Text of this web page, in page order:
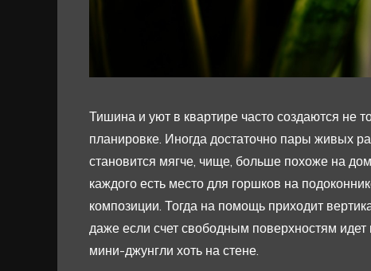
Тишина и уют в квартире часто создаются не
планировке. Иногда достаточно пары живых
становится мягче, чище, больше похоже на
каждого есть место для горшков на
композиции. Тогда на помощь приходит
даже если счет свободным поверхностям идет
мини-джунгли хоть на стене.